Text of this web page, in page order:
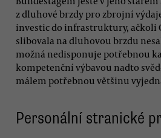
z dluhové brzdy pro zbrojní
investic do infrastruktury, ačkoli
slibovala na dluhovou brzdu
možná nedisponuje potřebnou
kompetenční výbavou nadto
málem potřebnou většinu
Personální stranické